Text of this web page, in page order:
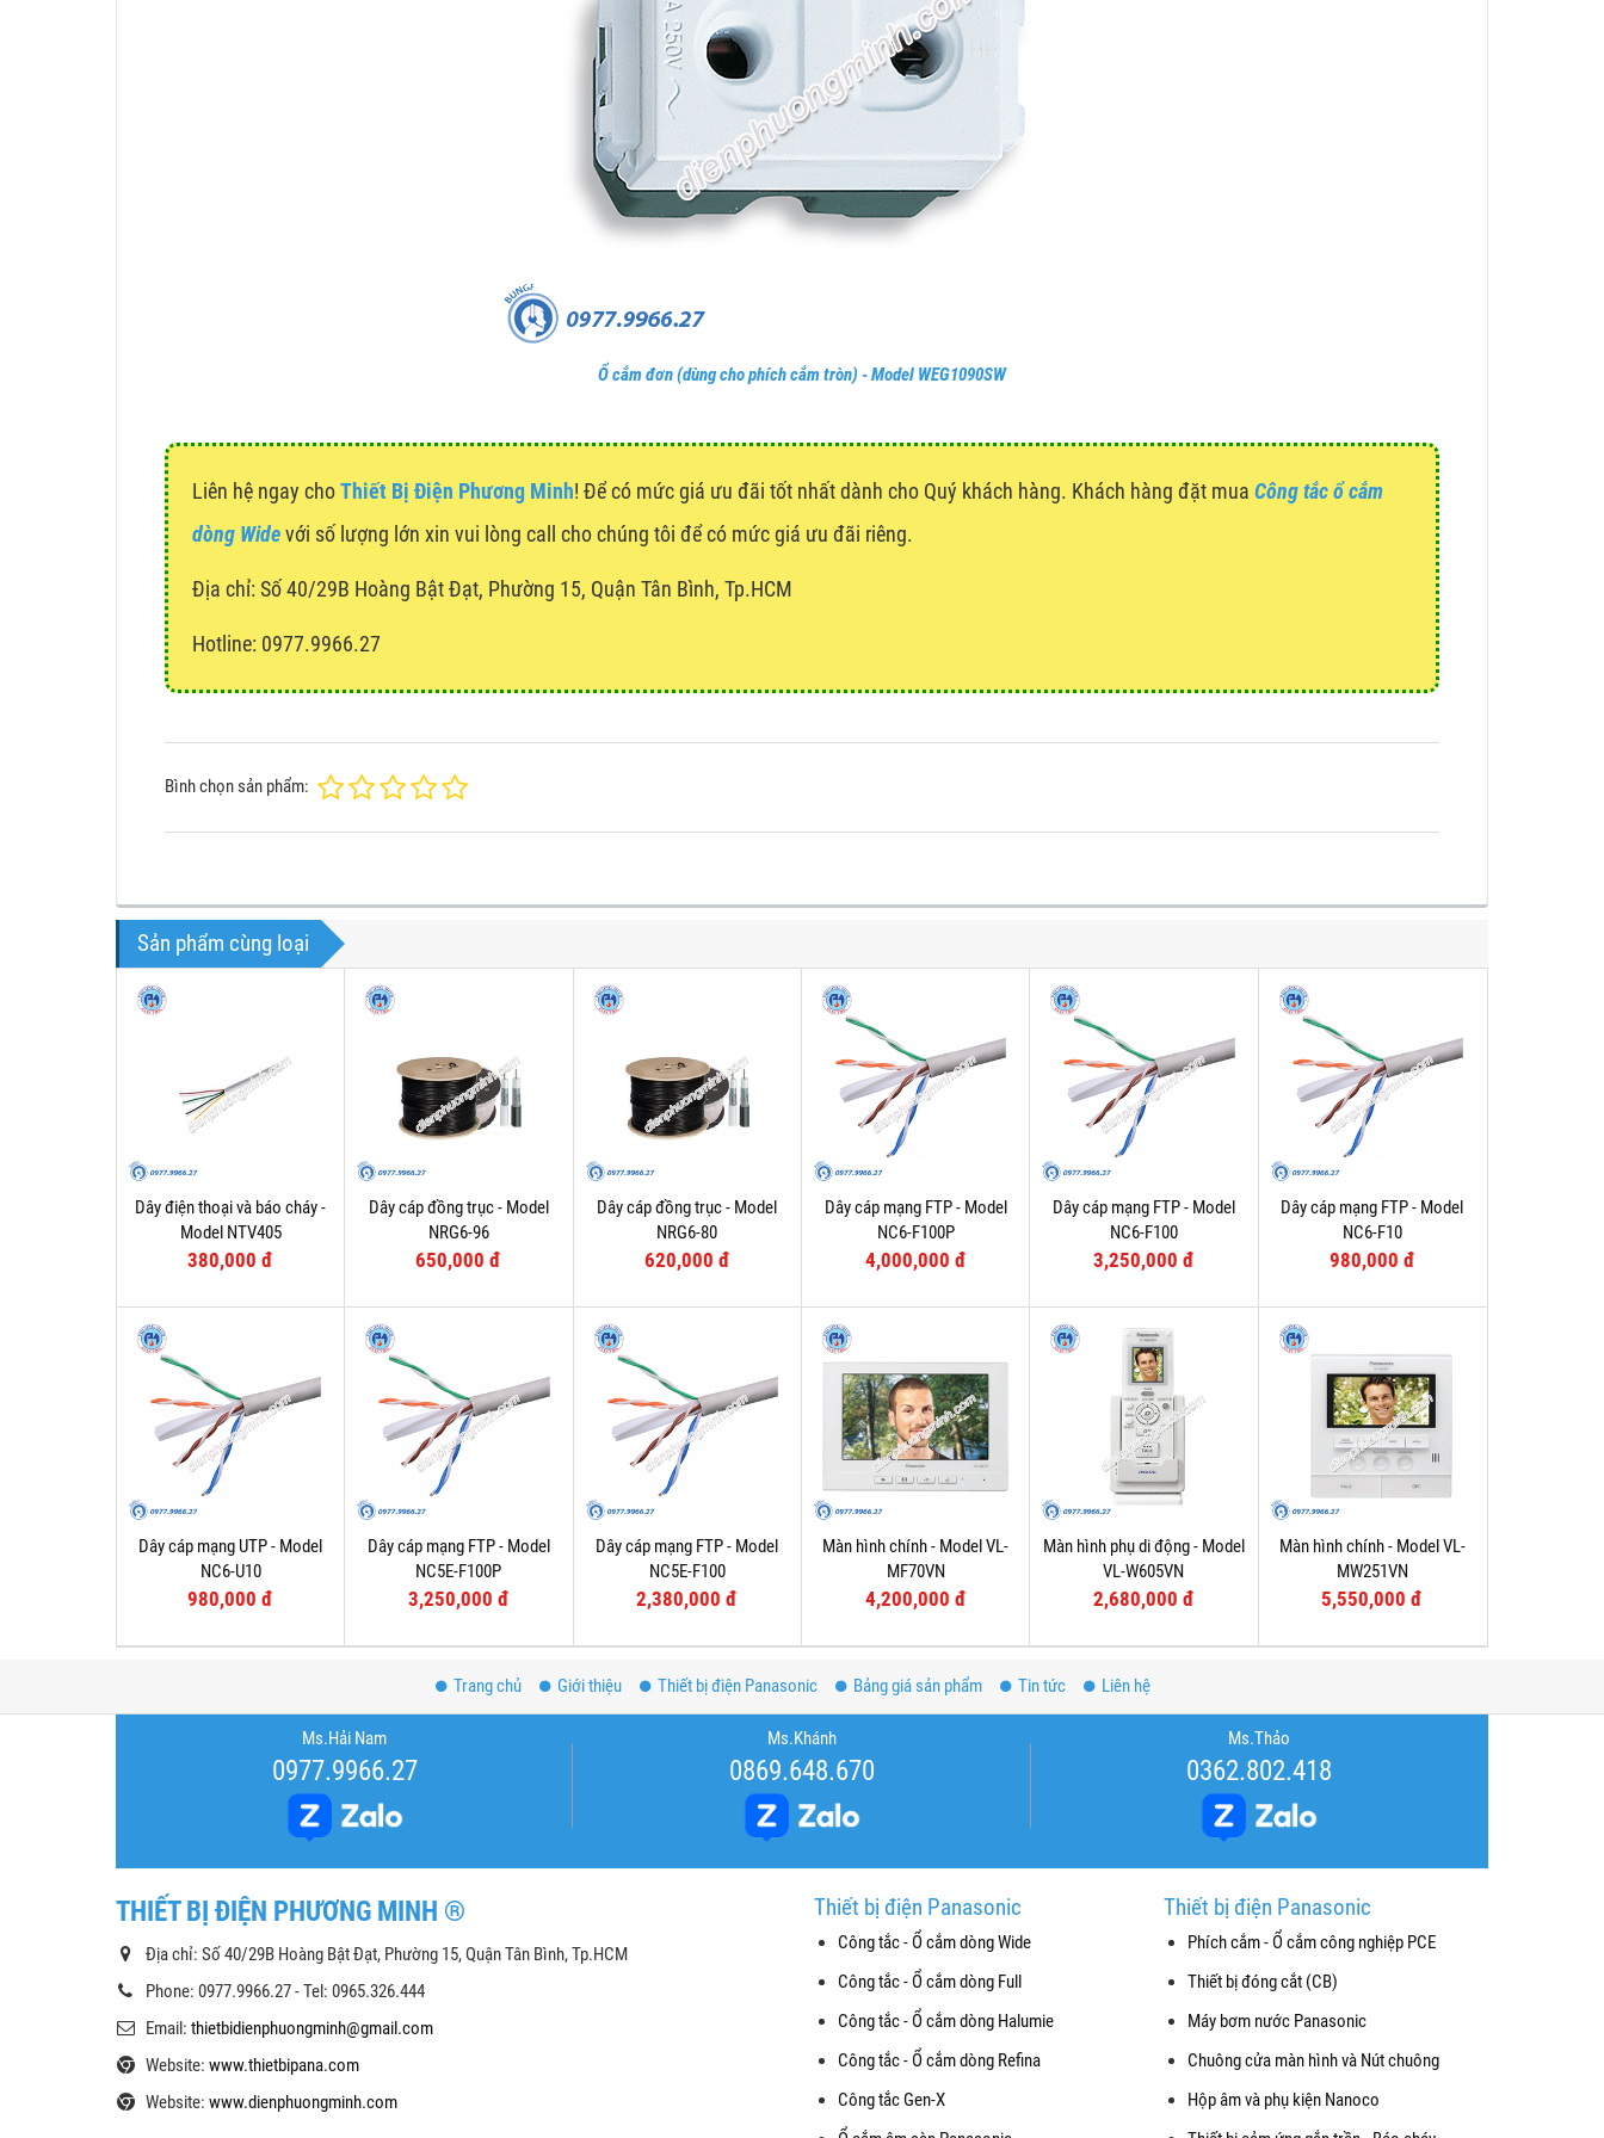
Ổ cắm đơn (dùng cho phích cắm tròn) - Model WEG1090SW
Liên hệ ngay choThiết Bị Điện Phương Minh! Để có mức giá ưu đãi tốt nhất dành cho Quý khách hàng. Khách hàng đặt mua Công tắc ổ cắm
dòng Widevới số lượng lớn xin vui lòng call cho chúng tôi để có mức giá ưu đãi riêng.
Địa chỉ: Số 40/29B Hoàng Bật Đạt, Phường 15, Quận Tân Bình, Tp.HCM
Hotline: 0977.9966.27
Bình chọn sản phẩm:
Sản phẩm cùng loại
Dây điện thoại và báo cháy -
Model NTV405
380,000 đ
Dây cáp đồng trục - Model
NRG6-96
650,000 đ
Dây cáp đồng trục - Model
NRG6-80
620,000 đ
Dây cáp mạng FTP - Model
NC6-F100P
4,000,000 đ
Dây cáp mạng FTP - Model
NC6-F100
3,250,000 đ
Dây cáp mạng FTP - Model
NC6-F10
980,000 đ
Dây cáp mạng UTP - Model
NC6-U10
980,000 đ
Dây cáp mạng FTP - Model
NC5E-F100P
3,250,000 đ
Dây cáp mạng FTP - Model
NC5E-F100
2,380,000 đ
Màn hình chính - Model VL-
MF70VN
4,200,000 đ
Màn hình phụ di động - Model
VL-W605VN
2,680,000 đ
Màn hình chính - Model VL-
MW251VN
5,550,000 đ
Trang chủ Giới thiệu Thiết bị điện Panasonic Bảng giá sản phẩm Tin tức Liên hệ
Ms.Hải Nam
0977.9966.27
Ms.Khánh
0869.648.670
Ms.Thảo
0362.802.418
THIẾT BỊ ĐIỆN PHƯƠNG MINH ®
Địa chỉ: Số 40/29B Hoàng Bật Đạt, Phường 15, Quận Tân Bình, Tp.HCM
Phone: 0977.9966.27 - Tel: 0965.326.444
Email: thietbidienphuongminh@gmail.com
Website: www.thietbipana.com
Website: www.dienphuongminh.com
Thiết bị điện Panasonic
Công tắc - Ổ cắm dòng Wide
Công tắc - Ổ cắm dòng Full
Công tắc - Ổ cắm dòng Halumie
Công tắc - Ổ cắm dòng Refina
Công tắc Gen-X
Thiết bị điện Panasonic
Phích cắm - Ổ cắm công nghiệp PCE
Thiết bị đóng cắt (CB)
Máy bơm nước Panasonic
Chuông cửa màn hình và Nút chuông
Hộp âm và phụ kiện Nanoco